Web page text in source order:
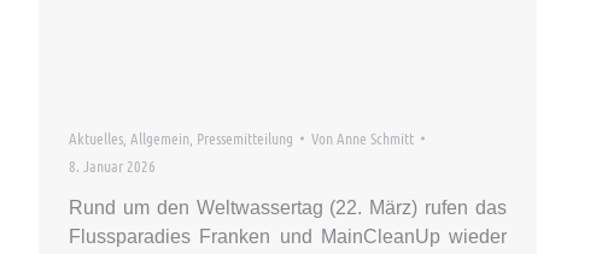
Aktuelles, Allgemein, Pressemitteilung Von Anne Schmitt
8. Januar 2026
Rund um den Weltwassertag (22. März) rufen das
Flussparadies Franken und MainCleanUp wieder